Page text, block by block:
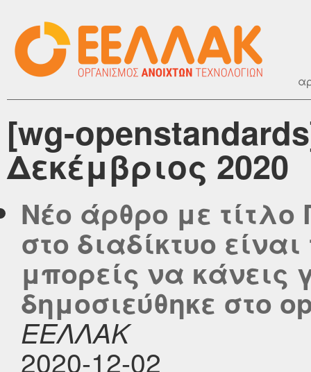
[wg-
Δεκέμβριος 2020
Νέο άρθρο με τίτλο
στο διαδίκτυο
μπορείς να κάνεις
δημοσιεύθηκε στο
ΕΕΛΛΑΚ
2020-12-02